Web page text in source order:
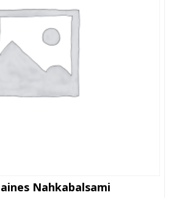
Nahkabalsami